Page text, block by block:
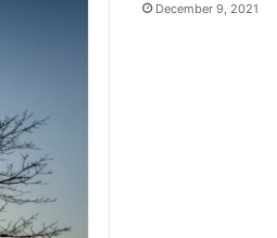
December 9, 2021